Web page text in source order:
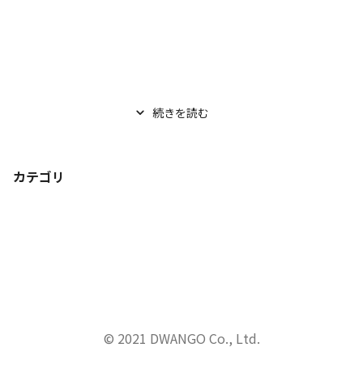
続きを読む
カテゴリ
© 2021 DWANGO Co., Ltd.